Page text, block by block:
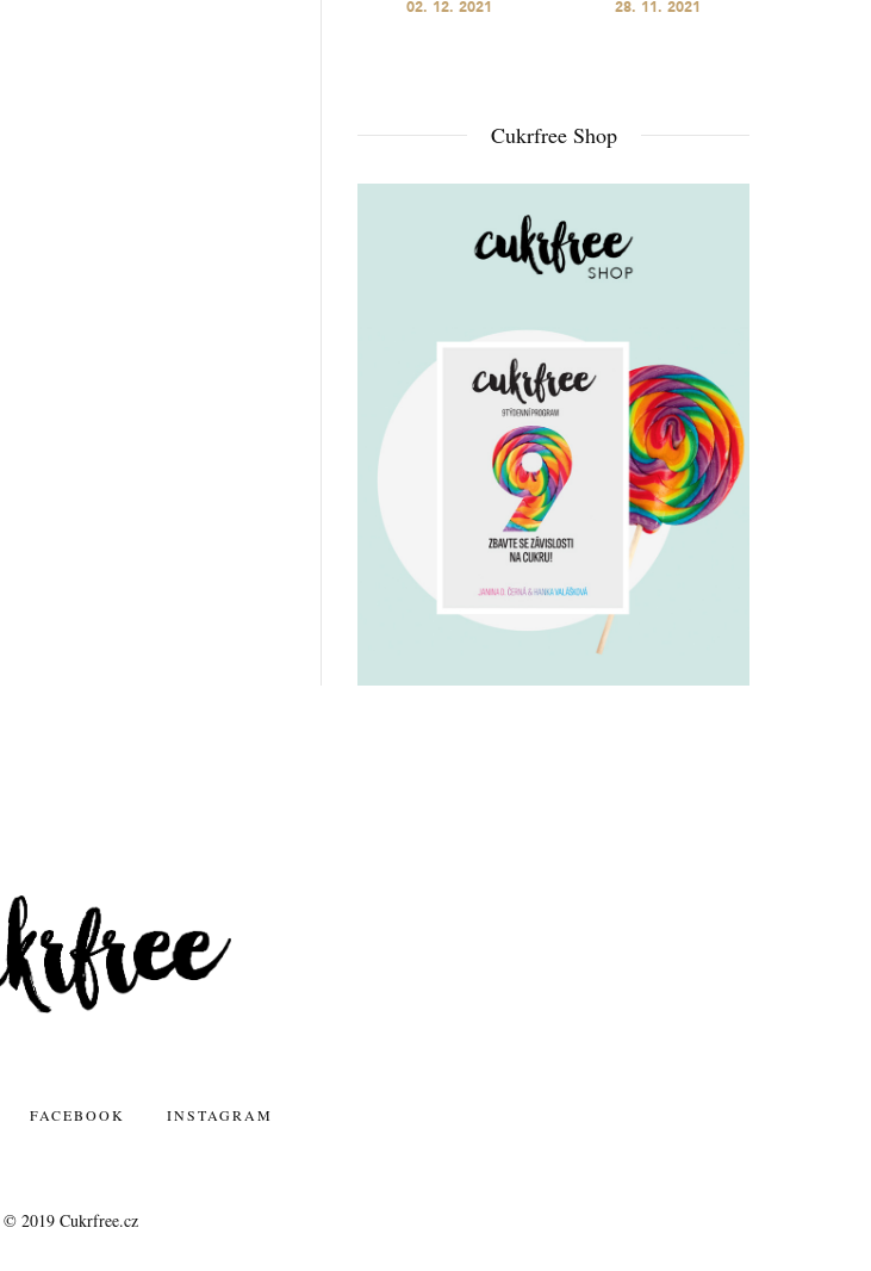
02. 12. 2021 28. 11. 2021
Cukrfree Shop
FACEBOOK INSTAGRAM
© 2019 Cukrfree.cz